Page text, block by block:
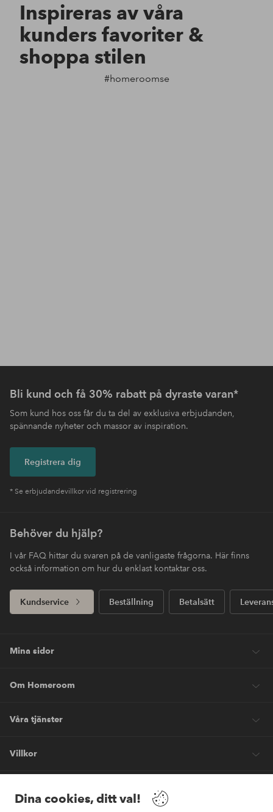
Dina cookies, ditt val!
Inspireras av våra
kunders favoriter &
shoppa stilen
#homeroomse
Bli kund och få 30% rabatt på dyraste varan*
Som kund hos oss får du ta del av exklusiva erbjudanden,
spännande nyheter och massor av inspiration.
Registrera dig
* Se erbjudandevillkor vid registrering
Behöver du hjälp?
I vår FAQ hittar du svaren på de vanligaste frågorna. Här finns
också information om hur du enklast kontaktar oss.
Kundservice Beställning Betalsätt
Mina sidor
Om Homeroom
Våra tjänster
Villkor